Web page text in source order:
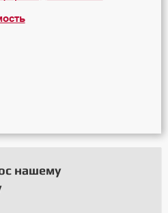
нашему